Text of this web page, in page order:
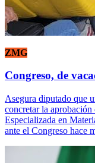
ZMG
Congreso, de
Asegura diputado que
concretar la
Especializada en
ante el Congreso hace